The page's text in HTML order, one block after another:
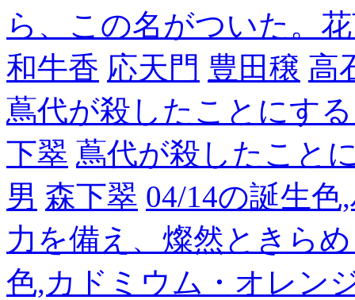
ら、この名がついた。
和牛香 応天門 豊田穣 高
蔦代が殺したことにす
下翠 蔦代が殺したこと
男 森下翠 04/14の誕生
力を備え、燦然ときら
色,カドミウム・オレン